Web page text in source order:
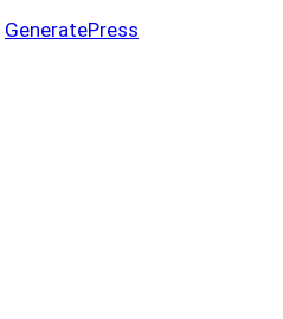
GeneratePress